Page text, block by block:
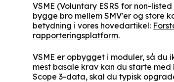
VSME (Voluntary ESRS for non-
bygge bro mellem SMV'er og store
betydning i vores hovedartikel:
rapporteringsplatform.
VSME er opbygget i moduler, så du
mest basale krav kan du starte med
Scope 3-data, skal du typisk